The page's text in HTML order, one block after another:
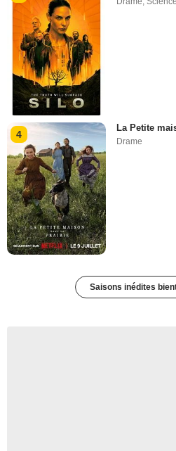
4
La Petite
Drame
Saisons inédites